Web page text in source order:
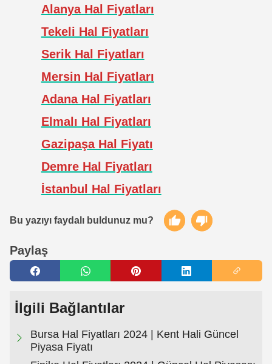
Alanya Hal Fiyatları
Tekeli Hal Fiyatları
Serik Hal Fiyatları
Mersin Hal Fiyatları
Adana Hal Fiyatları
Elmalı Hal Fiyatları
Gazipaşa Hal Fiyatı
Demre Hal Fiyatları
İstanbul Hal Fiyatları
Bu yazıyı faydalı buldunuz mu?
Paylaş
İlgili Bağlantılar
Bursa Hal Fiyatları 2024 | Kent Hali Güncel
Piyasa Fiyatı